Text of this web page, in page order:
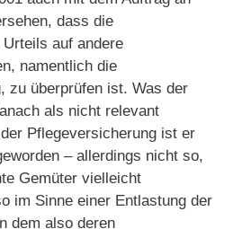
dass die
auf andere
namentlich die
zu überprüfen ist. Was der
als nicht relevant
Pflegeversicherung ist er
– allerdings nicht so,
Gemüter vielleicht
im Sinne einer Entlastung der
dem also deren